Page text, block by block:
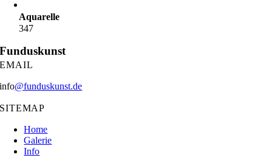
Aquarelle
347
Funduskunst
EMAIL
info@funduskunst.de
SITEMAP
Home
Galerie
Info